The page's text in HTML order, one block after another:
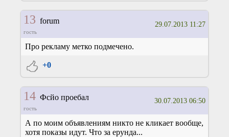
13 forum
гость
29.07.2013 11:27
Про рекламу метко подмечено.
+0
14Фсйо проебал
гость
30.07.2013 06:50
А по моим объявлениям никто не кликает вообще,
хотя показы идут. Что за ерунда...